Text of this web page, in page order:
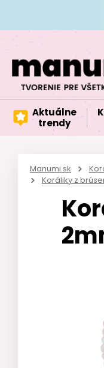
Aktuálne
trendy
Manumi.sk
Koráliky z